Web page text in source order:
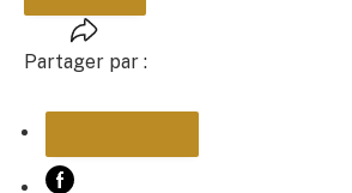
Partager par :